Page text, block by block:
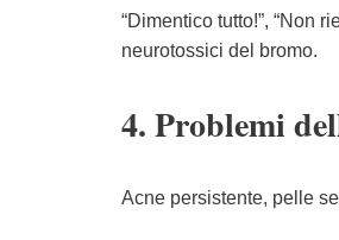
“Dimentico tutto!”, “Non
neurotossici del bromo.
4. Problemi
Acne persistente, pelle